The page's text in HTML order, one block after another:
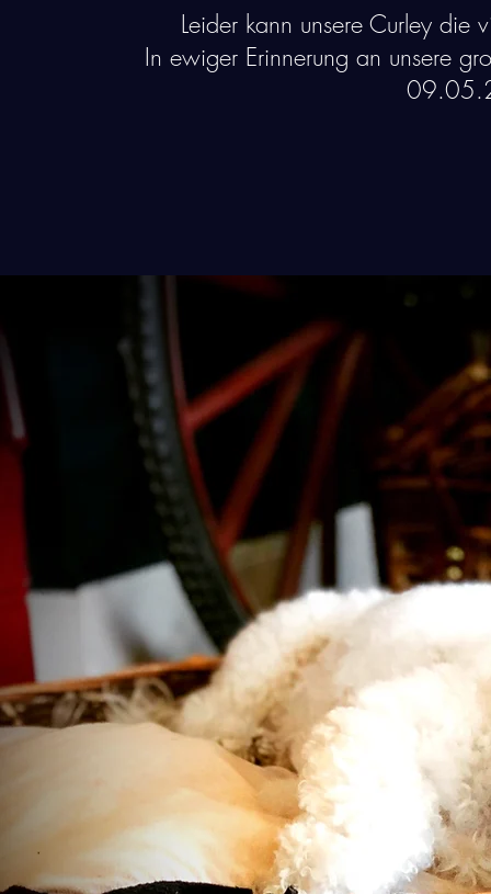
Leider kann unsere Curley
In ewiger Erinnerung an unsere